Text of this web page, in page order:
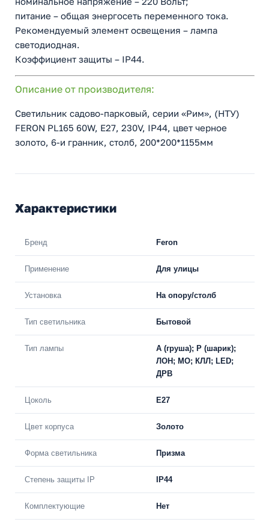
питание – общая энергосеть переменного тока.
Рекомендуемый элемент освещения – лампа
светодиодная.
Коэффициент защиты – IP44.
Описание от производителя:
Светильник садово-парковый, серии «Рим», (НТУ)
FERON PL165 60W, E27, 230V, IP44, цвет черное
золото, 6-и гранник, столб, 200*200*1155мм
Характеристики
Бренд Feron
Применение Для улицы
Установка На опору/столб
Тип светильника Бытовой
Тип лампы
A (груша); P (шарик);
ЛОН; МО; КЛЛ; LED;
ДРВ
Цоколь E27
Цвет корпуса Золото
Форма светильника Призма
Степень защиты IP IP44
Комплектующие Нет